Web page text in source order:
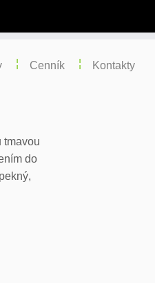
Cenník Kontakty
tmavou
do